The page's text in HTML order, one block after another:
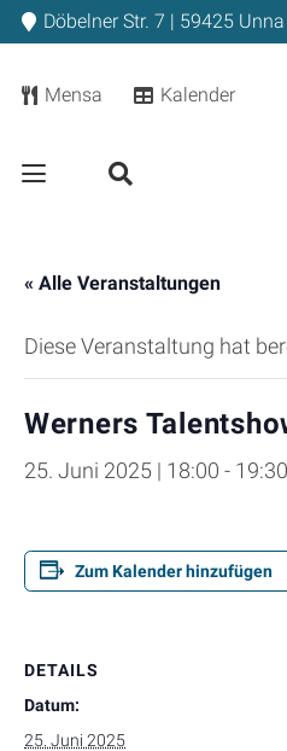
Döbelner Str. 7 | 59425 Unna
Mensa Kalender
« Alle Veranstaltungen
Diese Veranstaltung hat
Werners
25. Juni 2025 | 18:00 - 19:30
Zum Kalender hinzufügen
DETAILS
Datum:
25. Juni 2025